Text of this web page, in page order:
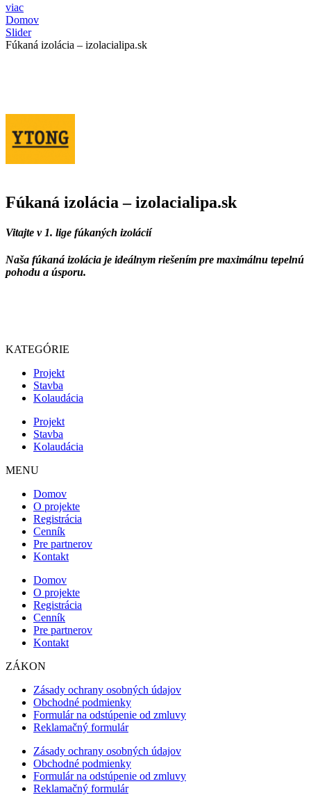
viac
Domov
Slider
Fúkaná izolácia – izolacialipa.sk
Fúkaná izolácia – izolacialipa.sk
Vitajte v 1. lige fúkaných izolácií
Naša fúkaná izolácia je ideálnym riešením pre maximálnu tepelnú
pohodu a úsporu.
KATEGÓRIE
Projekt
Stavba
Kolaudácia
Projekt
Stavba
Kolaudácia
MENU
Domov
O projekte
Registrácia
Cenník
Pre partnerov
Kontakt
Domov
O projekte
Registrácia
Cenník
Pre partnerov
Kontakt
ZÁKON
Zásady ochrany osobných údajov
Obchodné podmienky
Formulár na odstúpenie od zmluvy
Reklamačný formulár
Zásady ochrany osobných údajov
Obchodné podmienky
Formulár na odstúpenie od zmluvy
Reklamačný formulár